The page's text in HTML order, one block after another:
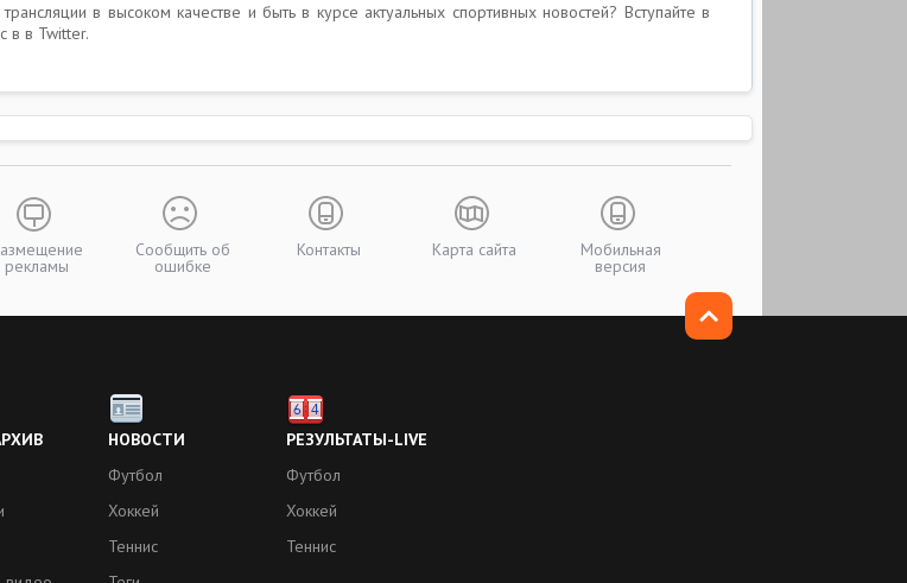
в высоком качестве и быть в курсе актуальных спортивных новостей? Вступайте в
в в Twitter.
рекламы
Сообщить об
ошибке
Контакты Карта сайта Мобильная
версия
НОВОСТИ
Футбол
Хоккей
Теннис
РЕЗУЛЬТАТЫ-LIVE
Футбол
Хоккей
Теннис